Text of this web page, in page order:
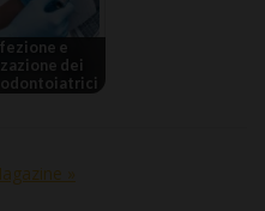
e
dei
»